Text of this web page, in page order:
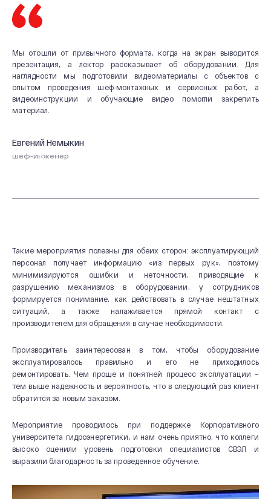
О КОМПАНИИ
Новости и мероприятия
История
Система качества
Мы отошли от привычного формата, когда на экран выводится
презентация, а лектор рассказывает об оборудовании. Для
наглядности мы подготовили видеоматериалы с объектов с
опытом проведения шеф-монтажных и сервисных работ, а
видеоинструкции и обучающие видео помогли закрепить
материал.
Евгений Немыкин
шеф-инженер
Такие мероприятия полезны для обеих сторон: эксплуатирующий
персонал получает информацию «из первых рук», поэтому
минимизируются ошибки и неточности, приводящие к
разрушению механизмов в оборудовании, у сотрудников
формируется понимание, как действовать в случае нештатных
ситуаций, а также налаживается прямой контакт с
производителем для обращения в случае необходимости.
Производитель заинтересован в том, чтобы оборудование
эксплуатировалось правильно и его не приходилось
ремонтировать. Чем проще и понятней процесс эксплуатации –
тем выше надежность и вероятность, что в следующий раз клиент
обратится за новым заказом.
Мероприятие проводилось при поддержке Корпоративного
университета гидроэнергетики, и нам очень приятно, что коллеги
высоко оценили уровень подготовки специалистов СВЭЛ и
выразили благодарность за проведенное обучение.